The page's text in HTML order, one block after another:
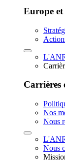
Europe
Carrières
Nos
Nous
Nous